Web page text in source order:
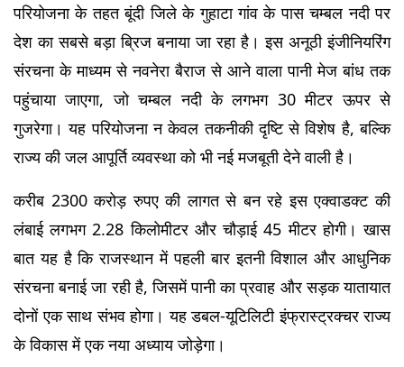
परियोजना के तहत बूंदी जिले के गुहाटा गांव के पास चम्बल नदी पर
देश का सबसे बड़ा ब्रिज बनाया जा रहा है। इस अनूठी इंजीनियरिंग
संरचना के माध्यम से नवनेरा बैराज से आने वाला पानी मेज बांध तक
पहुंचाया जाएगा, जो चम्बल नदी के लगभग 30 मीटर ऊपर से
गुजरेगा। यह परियोजना न केवल तकनीकी दृष्टि से विशेष है, बल्कि
राज्य की जल आपूर्ति व्यवस्था को भी नई मजबूती देने वाली है।
करीब 2300 करोड़ रुपए की लागत से बन रहे इस एक्वाडक्ट की
लंबाई लगभग 2.28 किलोमीटर और चौड़ाई 45 मीटर होगी। खास
बात यह है कि राजस्थान में पहली बार इतनी विशाल और आधुनिक
संरचना बनाई जा रही है, जिसमें पानी का प्रवाह और सड़क यातायात
दोनों एक साथ संभव होगा। यह डबल-यूटिलिटी इंफ्रास्ट्रक्चर राज्य
के विकास में एक नया अध्याय जोड़ेगा।